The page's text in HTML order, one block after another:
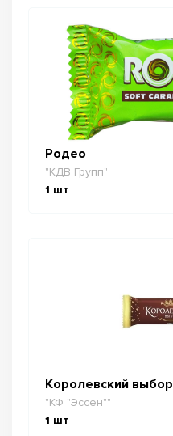
Родео
"КДВ Групп"
1 шт
Королевский выбор
"КФ "Эссен""
1 шт